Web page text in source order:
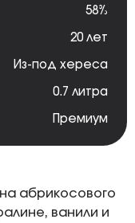
58%
20 лет
Из-под хереса
0.7 литра
Премиум
абрикосового
ванили и